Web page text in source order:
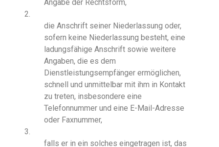
Angabe der Rechtsform,
2.
die Anschrift seiner Niederlassung oder,
sofern keine Niederlassung besteht, eine
ladungsfähige Anschrift sowie weitere
Angaben, die es dem
Dienstleistungsempfänger ermöglichen,
schnell und unmittelbar mit ihm in Kontakt
zu treten, insbesondere eine
Telefonnummer und eine E-Mail-Adresse
oder Faxnummer,
3.
falls er in ein solches eingetragen ist, das